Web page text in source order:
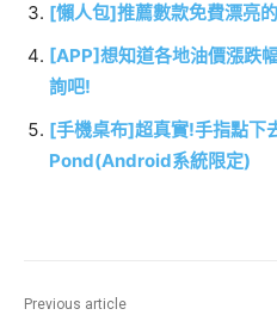
[懶人包]推薦數款免費漂亮
[APP]想知道各地油價漲跌
詢吧!
[手機桌布]超真實!手指點下
Pond(Android系統限定)
Previous article